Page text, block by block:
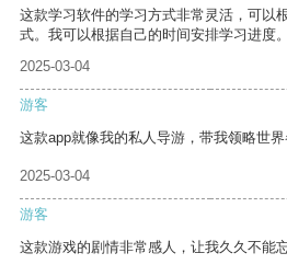
这款学习软件的学习方式非常灵活，可以
式。我可以根据自己的时间安排学习进度。
2025-03-04
游客
这款app就像我的私人导游，带我领略世界
2025-03-04
游客
这款游戏的剧情非常感人，让我久久不能忘